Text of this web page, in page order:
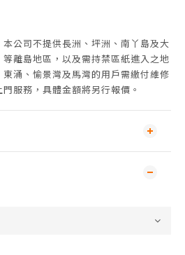
公司不提供長洲、坪洲、南丫島及大
離島地區，以及需持禁區紙進入之地
涌、愉景灣及馬灣的用戶需繳付維修
服務，具體金額將另行報價。